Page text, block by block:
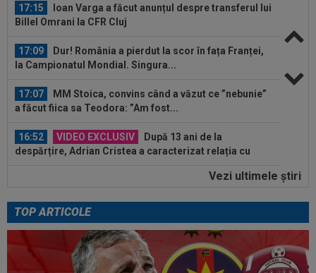
17:15
Ioan Varga a făcut anunțul despre transferul lui
Billel Omrani la CFR Cluj
17:09
Dur! România a pierdut la scor în fața Franței,
la Campionatul Mondial. Singura...
17:07
MM Stoica, convins când a văzut ce ”nebunie”
a făcut fiica sa Teodora: ”Am fost...
16:52 VIDEO EXCLUSIV
După 13 ani de la
despărțire, Adrian Cristea a caracterizat relația cu
KuPS - Universitatea Craiova Live Video, joi, 6
16:48 EXCLUSIV
Fotbalistul de 5.000.000€ care l-a
dezamăgit pe Victor Pițurcă: ”Nu știu ce s-a...
OFICIAL
Yan Diomande a semnat cu Real
Vezi ultimele ştiri
TOP ARTICOLE